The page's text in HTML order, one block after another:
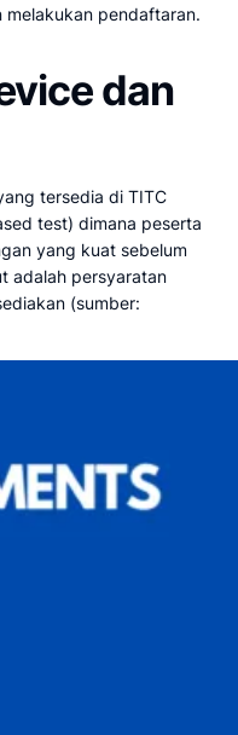
melakukan pendaftaran.
dan
tersedia di TITC
test) dimana peserta
yang kuat sebelum
adalah persyaratan
(sumber: